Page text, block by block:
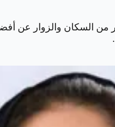
السكان والزوار عن أفضل